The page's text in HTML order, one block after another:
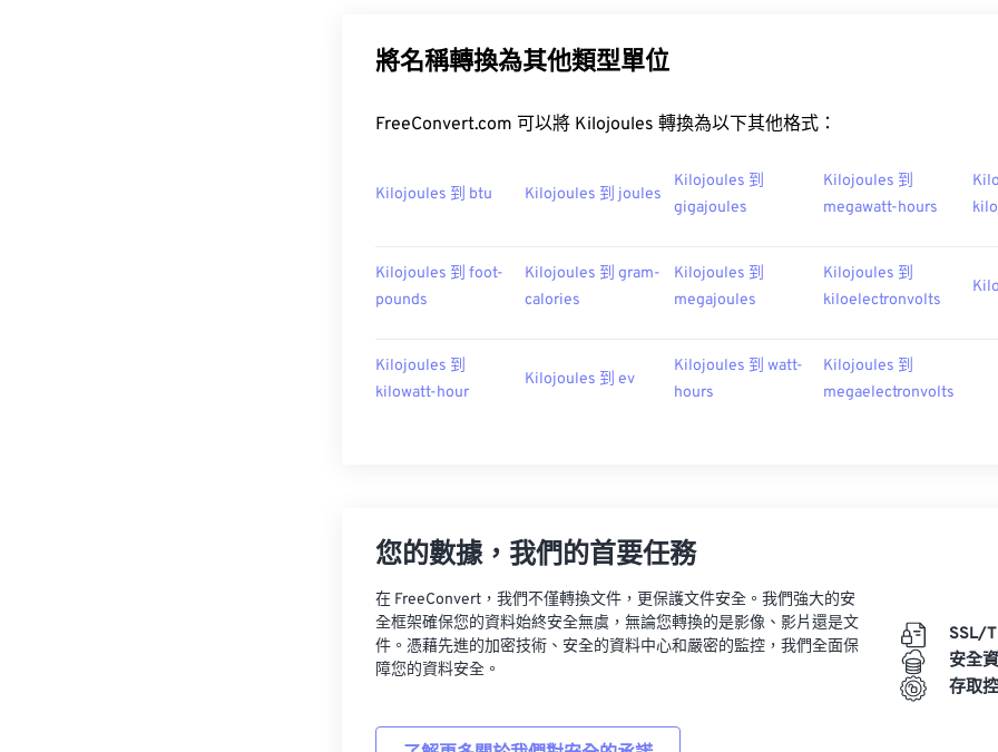
將名稱轉換為其他類型單位
FreeConvert.com 可以將 Kilojoules 轉換為以下其他格式：
Kilojoules 到 btu Kilojoules 到 joules
Kilojoules 到
gigajoules
Kilojoules 到
megawatt-hours
Kilojoules 到 foot-
pounds
Kilojoules 到 gram-
calories
Kilojoules 到
megajoules
Kilojoules 到
kiloelectronvolts
Kilojoules 到
kilowatt-hour
Kilojoules 到 ev
Kilojoules 到 watt-
hours
Kilojoules 到
megaelectronvolts
您的數據，我們的首要任務
在 FreeConvert，我們不僅轉換文件，更保護文件安全。我們強大的安
全框架確保您的資料始終安全無虞，無論您轉換的是影像、影片還是文
件。憑藉先進的加密技術、安全的資料中心和嚴密的監控，我們全面保
障您的資料安全。
SSL/
安全
存取